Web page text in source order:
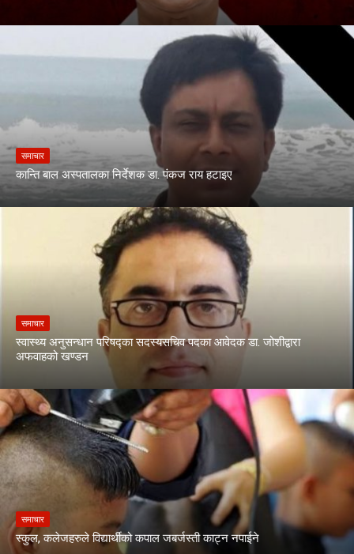
समाचार
कान्ति बाल अस्पतालका निर्देशक डा. पंकज राय हटाइए
समाचार
स्वास्थ्य अनुसन्धान परिषद्का सदस्यसचिव पदका आवेदक डा. जोशीद्वारा
अफवाहको खण्डन
समाचार
स्कुल, कलेजहरुले विद्यार्थीको कपाल जबर्जस्ती काट्न नपाईने